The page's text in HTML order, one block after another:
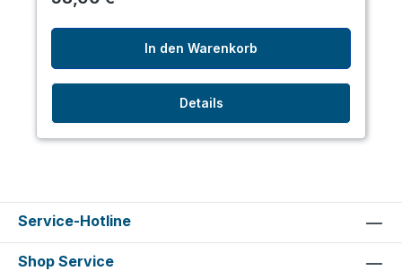
In den Warenkorb
Details
Service-Hotline
Shop Service